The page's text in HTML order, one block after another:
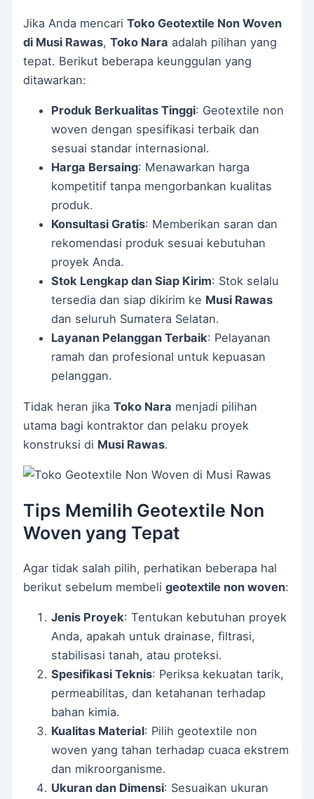
Jika Anda mencariToko Geotextile Non Woven
di Musi Rawas,Toko Nara adalah pilihan yang
tepat. Berikut beberapa keunggulan yang
ditawarkan:
Produk Berkualitas Tinggi: Geotextile non
woven dengan spesifikasi terbaik dan
sesuai standar internasional.
Harga Bersaing: Menawarkan harga
kompetitif tanpa mengorbankan kualitas
produk.
Konsultasi Gratis: Memberikan saran dan
rekomendasi produk sesuai kebutuhan
proyek Anda.
Stok Lengkap dan Siap Kirim: Stok selalu
tersedia dan siap dikirim ke Musi Rawas
dan seluruh Sumatera Selatan.
Layanan Pelanggan Terbaik: Pelayanan
ramah dan profesional untuk kepuasan
pelanggan.
Tidak heran jikaToko Nara menjadi pilihan
utama bagi kontraktor dan pelaku proyek
konstruksi di Musi Rawas.
Tips Memilih Geotextile Non
Woven yang Tepat
Agar tidak salah pilih, perhatikan beberapa hal
berikut sebelum membeligeotextile non woven:
Jenis Proyek: Tentukan kebutuhan proyek
Anda, apakah untuk drainase, filtrasi,
stabilisasi tanah, atau proteksi.
Spesifikasi Teknis: Periksa kekuatan tarik,
permeabilitas, dan ketahanan terhadap
bahan kimia.
Kualitas Material: Pilih geotextile non
woven yang tahan terhadap cuaca ekstrem
dan mikroorganisme.
Ukuran dan Dimensi: Sesuaikan ukuran